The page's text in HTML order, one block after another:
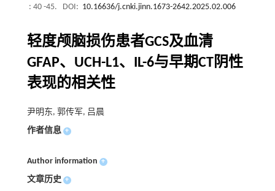
: 40 -45.
DOI: 10.16636/j.cnki.jinn.1673-2642.2025.02.006
轻度颅脑损伤患者GCS及血清
GFAP、UCH-L1、IL-6与早期CT阴性
表现的相关性
尹明东, 郭传军, 吕晨
作者信息 +
Author information +
文章历史 +